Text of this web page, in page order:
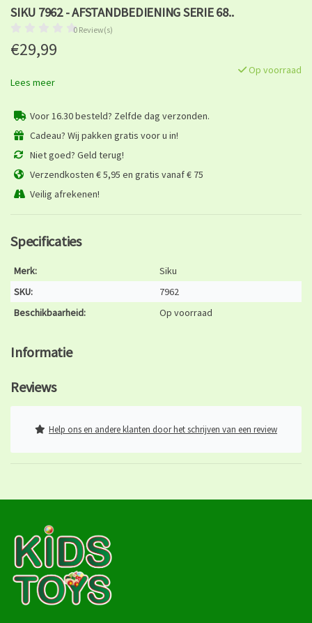
SIKU 7962 - AFSTANDBEDIENING SERIE 68..
0 Review(s)
€29,99
Op voorraad
Lees meer
Voor 16.30 besteld? Zelfde dag verzonden.
Cadeau? Wij pakken gratis voor u in!
Niet goed? Geld terug!
Verzendkosten € 5,95 en gratis vanaf € 75
Veilig afrekenen!
Specificaties
Merk:
Siku
SKU:
7962
Beschikbaarheid:
Op voorraad
Informatie
Reviews
Help ons en andere klanten door het schrijven van een review